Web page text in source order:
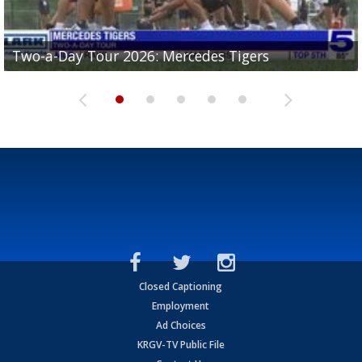
Two-a-Day Tour 2026: Mercedes Tigers
Two-a-Day Tour 2026: Progreso Red Ants
Two-a-Day Tour 2026: Donna Redskins
Two-a-Day Tour 2026: Brownsville Pace Vikings
Two-a-Day Tour 2026: La Joya Coyotes
Closed Captioning
Employment
Ad Choices
KRGV-TV Public File